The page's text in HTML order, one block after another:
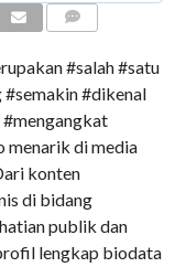
#salah #satu
#semakin #dikenal
menarik di media
konten
di bidang
publik dan
lengkap biodata